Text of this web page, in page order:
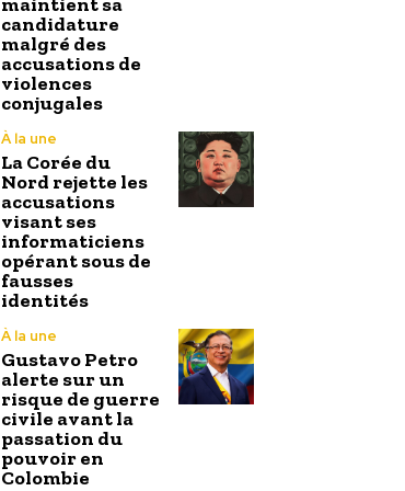
candidature
malgré des
accusations de
violences
conjugales
À la une
La Corée du
Nord rejette les
accusations
visant ses
informaticiens
opérant sous de
fausses
identités
À la une
Gustavo Petro
alerte sur un
risque de guerre
civile avant la
passation du
pouvoir en
Colombie